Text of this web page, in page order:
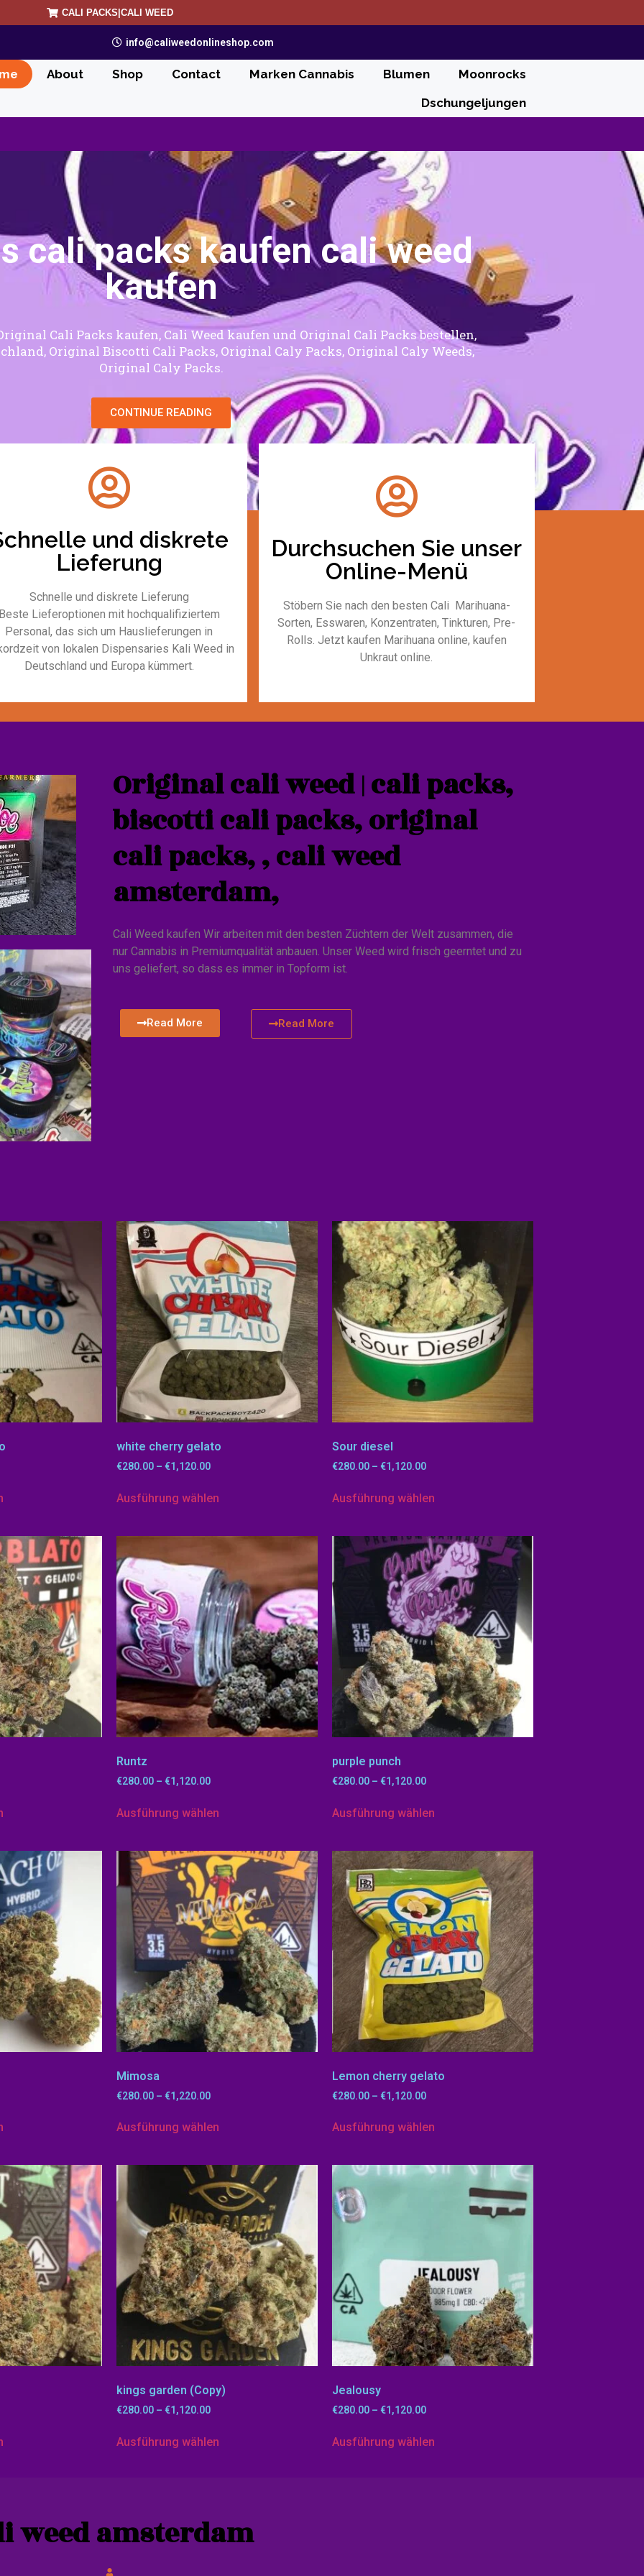
CALI PACKS|CALI WEED
info@caliweedonlineshop.com
About Shop Contact Marken Cannabis Blumen
Moonrocks
Dschungeljungen
cali packs kaufen cali weed
kaufen
Cali Packs kaufen, Cali Weed kaufen und Original Cali Packs bestellen,
Original Biscotti Cali Packs, Original Caly Packs, Original Caly Weeds,
Original Caly Packs.
CONTINUE READING
und diskrete
Lieferung
Schnelle und diskrete Lieferung
Lieferoptionen mit hochqualifiziertem
Personal, das sich um Hauslieferungen in
von lokalen Dispensaries Kali Weed in
Deutschland und Europa kümmert.
Durchsuchen Sie unser
Online-Menü
Stöbern Sie nach den besten Cali Marihuana-
Sorten, Esswaren, Konzentraten, Tinkturen, Pre-
Rolls. Jetzt kaufen Marihuana online, kaufen
Unkraut online.
Original cali weed | cali packs,
biscotti cali packs, original
cali packs, , cali weed
amsterdam,
Cali Weed kaufen Wir arbeiten mit den besten Züchtern der Welt zusammen, die
nur Cannabis in Premiumqualität anbauen. Unser Weed wird frisch geerntet und zu
uns geliefert, so dass es immer in Topform ist.
Read More Read More
white cherry gelato
€280.00 – €1,120.00
Ausführung wählen
Sour diesel
€280.00 – €1,120.00
Ausführung wählen
Runtz
€280.00 – €1,120.00
Ausführung wählen
purple punch
€280.00 – €1,120.00
Ausführung wählen
Mimosa
€280.00 – €1,220.00
Ausführung wählen
Lemon cherry gelato
€280.00 – €1,120.00
Ausführung wählen
kings garden (Copy)
€280.00 – €1,120.00
Ausführung wählen
Jealousy
€280.00 – €1,120.00
Ausführung wählen
weed amsterdam